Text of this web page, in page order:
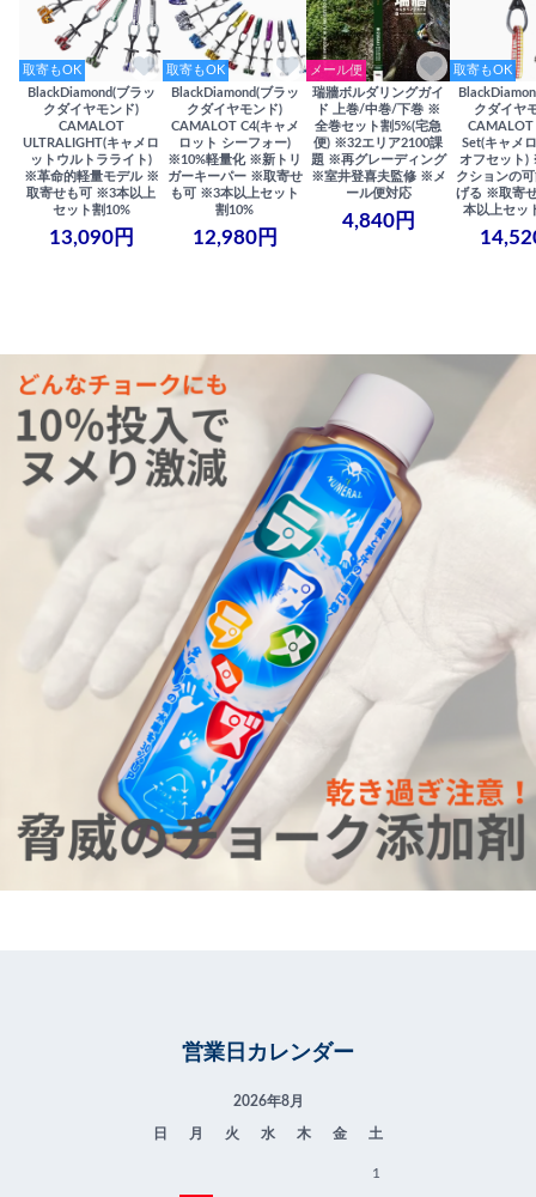
取寄もOK
BlackDiamond(ブラッ
クダイヤモンド)
CAMALOT
ULTRALIGHT(キャメロ
ットウルトラライト)
※革命的軽量モデル ※
取寄せも可 ※3本以上
セット割10%
13,090円
取寄もOK
BlackDiamond(ブラッ
クダイヤモンド)
CAMALOT C4(キャメ
ロット シーフォー)
※10%軽量化 ※新トリ
ガーキーパー ※取寄せ
も可 ※3本以上セット
割10%
12,980円
メール便
瑞牆ボルダリングガイ
ド 上巻/中巻/下巻 ※
全巻セット割5%(宅急
便) ※32エリア2100課
題 ※再グレーディング
※室井登喜夫監修 ※メ
ール便対応
4,840円
取寄もOK
クダイヤ
Set(キャメ
オフセット)
クションの
げる ※取寄
本以上セッ
営業日カレンダー
2026年8月
日 月 火 水 木 金 土
1